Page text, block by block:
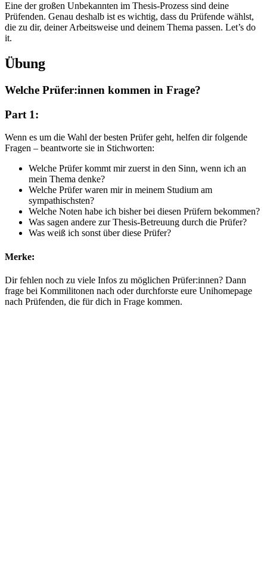
Eine der großen Unbekannten im Thesis-Prozess sind deine
Prüfenden. Genau deshalb ist es wichtig, dass du Prüfende wählst,
die zu dir, deiner Arbeitsweise und deinem Thema passen. Let’s do
it.
Übung
Welche Prüfer:innen kommen in Frage?
Part 1:
Wenn es um die Wahl der besten Prüfer geht, helfen dir folgende
Fragen – beantworte sie in Stichworten:
Welche Prüfer kommt mir zuerst in den Sinn, wenn ich an
mein Thema denke?
Welche Prüfer waren mir in meinem Studium am
sympathischsten?
Welche Noten habe ich bisher bei diesen Prüfern bekommen?
Was sagen andere zur Thesis-Betreuung durch die Prüfer?
Was weiß ich sonst über diese Prüfer?
Merke:
Dir fehlen noch zu viele Infos zu möglichen Prüfer:innen? Dann
frage bei Kommilitonen nach oder durchforste eure Unihomepage
nach Prüfenden, die für dich in Frage kommen.